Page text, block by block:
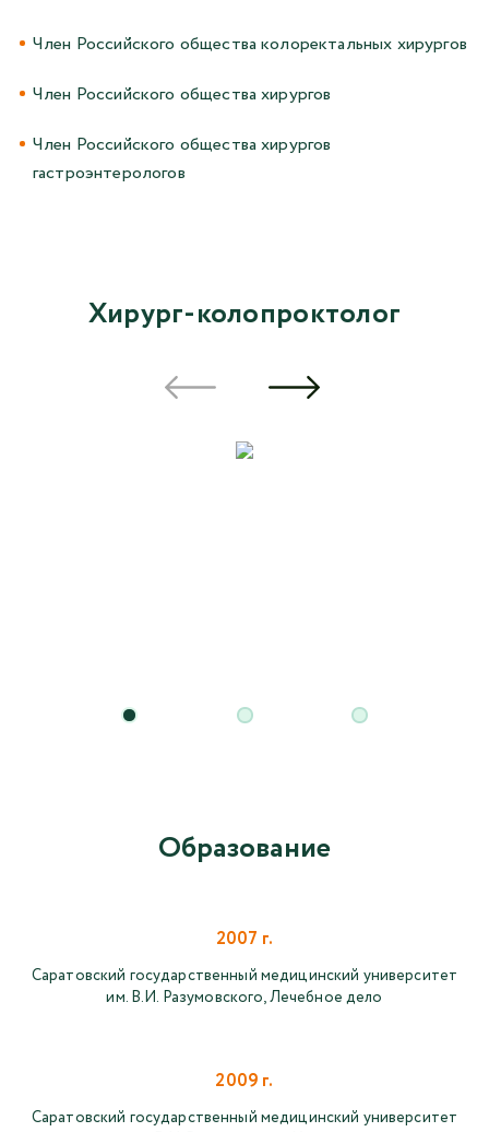
Член Российского общества колоректальных хирургов
Член Российского общества хирургов
Член Российского общества хирургов
гастроэнтерологов
Хирург-колопроктолог
Образование
2007 г.
Саратовский государственный медицинский университет
им. В.И. Разумовского, Лечебное дело
2009 г.
Саратовский государственный медицинский университет